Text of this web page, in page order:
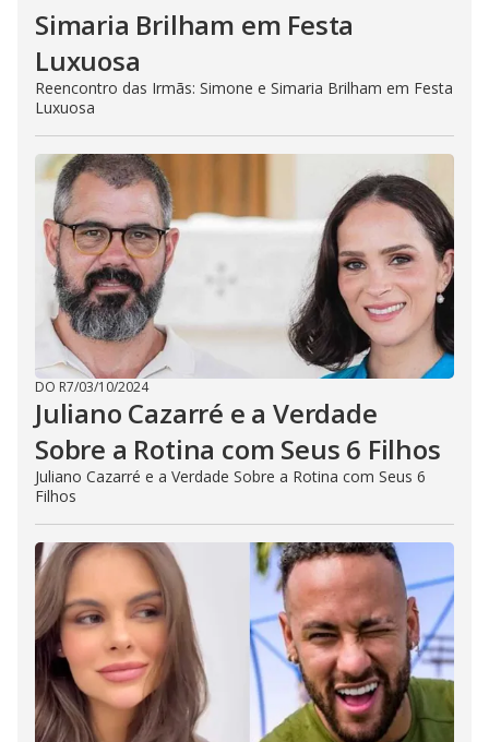
Simaria Brilham em Festa
Luxuosa
Reencontro das Irmãs: Simone e Simaria Brilham em Festa
Luxuosa
DO R7/03/10/2024
Juliano Cazarré e a Verdade
Sobre a Rotina com Seus 6 Filhos
Juliano Cazarré e a Verdade Sobre a Rotina com Seus 6
Filhos